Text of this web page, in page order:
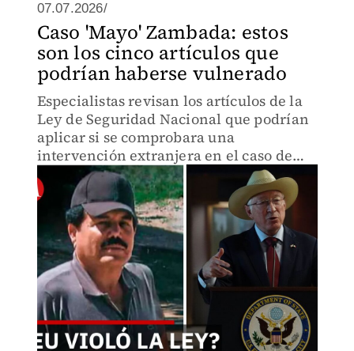
07.07.2026/
Caso 'Mayo' Zambada: estos
son los cinco artículos que
podrían haberse vulnerado
Especialistas revisan los artículos de la
Ley de Seguridad Nacional que podrían
aplicar si se comprobara una
intervención extranjera en el caso de
Ismael "El Mayo" Zambada.